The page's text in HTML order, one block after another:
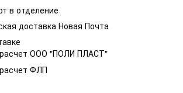
в отделение
доставка Новая Почта
ООО "ПОЛИ ПЛАСТ"
ФЛП